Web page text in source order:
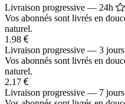
Livraison progressive — 24h
Vos abonnés sont livrés en
naturel.
1.98
Livraison progressive — 3 jours
Vos abonnés sont livrés en
naturel.
2.17
Livraison progressive — 7 jours